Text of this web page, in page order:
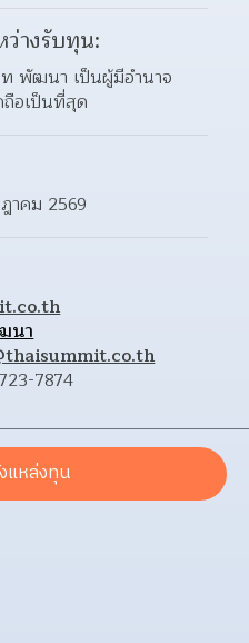
ว่างรับทุน:
พัฒนา เป็นผู้มีอำนาจ
ถือเป็นที่สุด
าคม 2569
นา
7874
แหล่งทุน